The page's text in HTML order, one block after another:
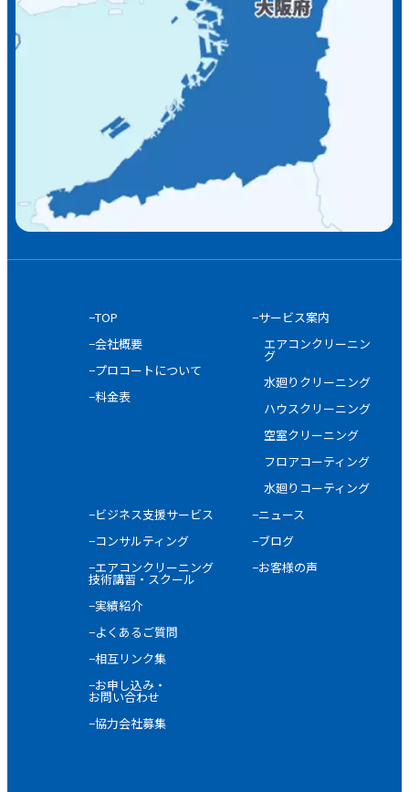
−TOP
−会社概要
−プロコートについて
−料金表
−サービス案内
エアコンクリーニン
グ
水廻りクリーニング
ハウスクリーニング
空室クリーニング
フロアコーティング
水廻りコーティング
−ビジネス支援サービス
−コンサルティング
−エアコンクリーニング
技術講習・スクール
−実績紹介
−ニュース
−ブログ
−お客様の声
−よくあるご質問
−相互リンク集
−お申し込み・
お問い合わせ
−協力会社募集